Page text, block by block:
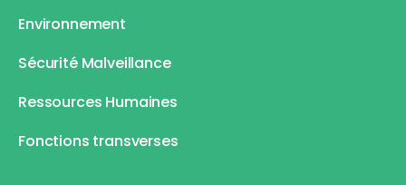
Environnement
Sécurité Malveillance
Ressources Humaines
Fonctions transverses